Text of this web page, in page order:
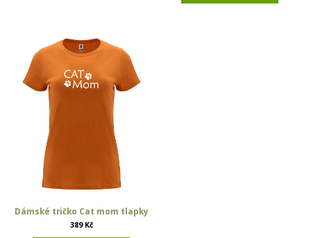
Dámské tričko Cat mom tlapky
389 Kč